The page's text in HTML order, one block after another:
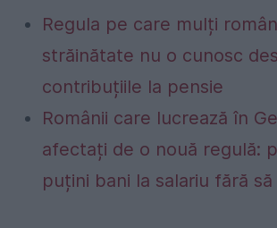
Regula pe care mulți
străinătate nu o cunosc
contribuțiile la pensie
Românii care lucrează în
afectați de o nouă regulă:
puțini bani la salariu fără